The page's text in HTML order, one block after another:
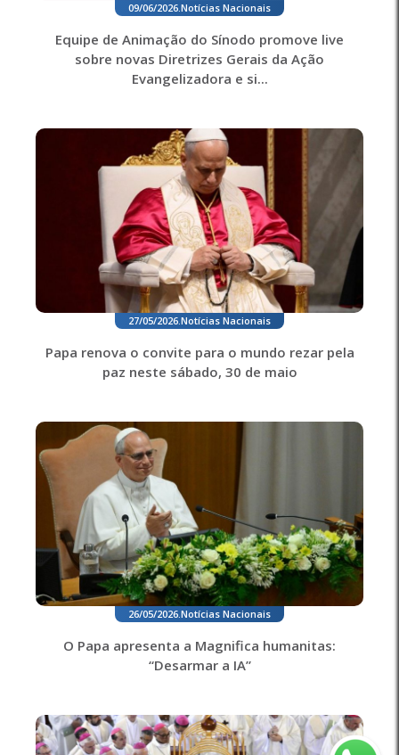
09/06/2026.Notícias Nacionais
Equipe de Animação do Sínodo promove live
sobre novas Diretrizes Gerais da Ação
Evangelizadora e si...
27/05/2026 Notícias Nacionais
Papa renova o convite para o mundo rezar pela
paz neste sábado, 30 de maio
26/05/2026 Notícias Nacionais
O Papa apresenta a Magnifica humanitas:
“Desarmar a IA”